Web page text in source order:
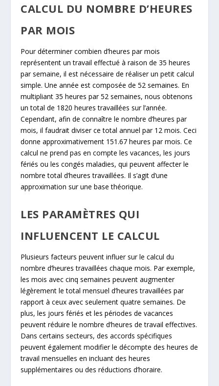
CALCUL DU NOMBRE D’HEURES
PAR MOIS
Pour déterminer combien d’heures par mois
représentent un travail effectué à raison de 35 heures
par semaine, il est nécessaire de réaliser un petit calcul
simple. Une année est composée de 52 semaines. En
multipliant 35 heures par 52 semaines, nous obtenons
un total de 1820 heures travaillées sur l’année.
Cependant, afin de connaître le nombre d’heures par
mois, il faudrait diviser ce total annuel par 12 mois. Ceci
donne approximativement 151.67 heures par mois. Ce
calcul ne prend pas en compte les vacances, les jours
fériés ou les congés maladies, qui peuvent affecter le
nombre total d’heures travaillées. Il s’agit d’une
approximation sur une base théorique.
LES PARAMÈTRES QUI
INFLUENCENT LE CALCUL
Plusieurs facteurs peuvent influer sur le calcul du
nombre d’heures travaillées chaque mois. Par exemple,
les mois avec cinq semaines peuvent augmenter
légèrement le total mensuel d’heures travaillées par
rapport à ceux avec seulement quatre semaines. De
plus, les jours fériés et les périodes de vacances
peuvent réduire le nombre d’heures de travail effectives.
Dans certains secteurs, des accords spécifiques
peuvent également modifier le décompte des heures de
travail mensuelles en incluant des heures
supplémentaires ou des réductions d’horaire.